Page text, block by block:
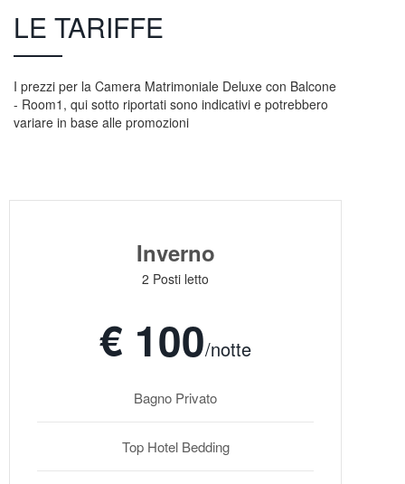
LE TARIFFE
I prezzi per la Camera Matrimoniale Deluxe con Balcone
- Room1, qui sotto riportati sono indicativi e potrebbero
variare in base alle promozioni
Inverno
2 Posti letto
€ 100/notte
Bagno Privato
Top Hotel Bedding